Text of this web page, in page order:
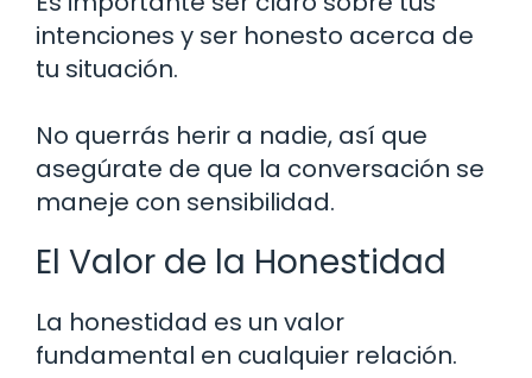
intenciones y ser honesto acerca de
tu situación.
No querrás herir a nadie, así que
asegúrate de que la conversación se
maneje con sensibilidad.
El Valor de la Honestidad
La honestidad es un valor
fundamental en cualquier relación.